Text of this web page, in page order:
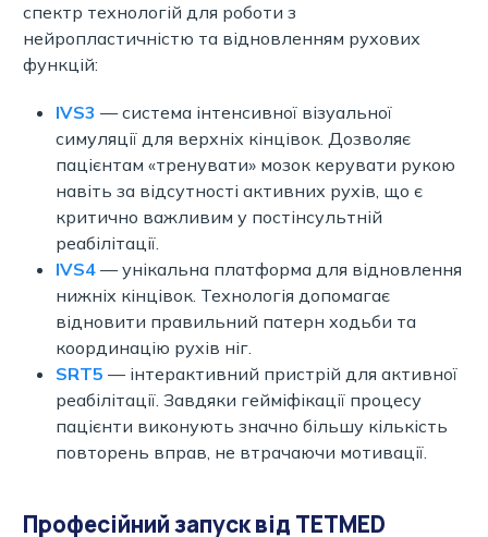
спектр технологій для роботи з
нейропластичністю та відновленням рухових
функцій:
IVS3 — система інтенсивної візуальної
симуляції для верхніх кінцівок. Дозволяє
пацієнтам «тренувати» мозок керувати рукою
навіть за відсутності активних рухів, що є
критично важливим у постінсультній
реабілітації.
IVS4 — унікальна платформа для відновлення
нижніх кінцівок. Технологія допомагає
відновити правильний патерн ходьби та
координацію рухів ніг.
SRT5 — інтерактивний пристрій для активної
реабілітації. Завдяки гейміфікації процесу
пацієнти виконують значно більшу кількість
повторень вправ, не втрачаючи мотивації.
Професійний запуск від TETMED